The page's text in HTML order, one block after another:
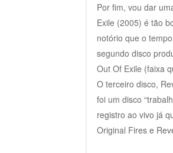
Por fim, vou dar
Exile (2005) é tão
notório que o
segundo disco
Out Of Exile (faixa
O terceiro disco,
foi um disco
registro ao vivo já
Original Fires e